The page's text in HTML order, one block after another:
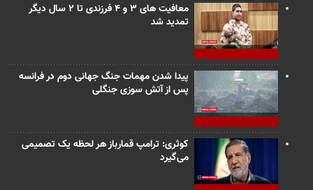
معافیت های ۳ و ۴ فرزندی تا ۲ سال دیگر
تمدید شد
پیدا شدن مهمات جنگ جهانی دوم در فرانسه
پس از آتش سوزی جنگلی
کوثری: ترامپ قمارباز هر لحظه یک تصمیمی
می‌گیرد